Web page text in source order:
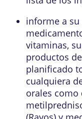
informe a
vitaminas,
productos
planificado
cualquiera
orales como